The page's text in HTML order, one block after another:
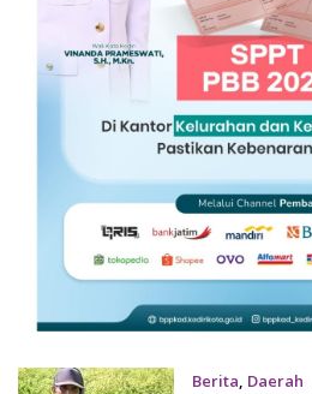
Berita, Daerah